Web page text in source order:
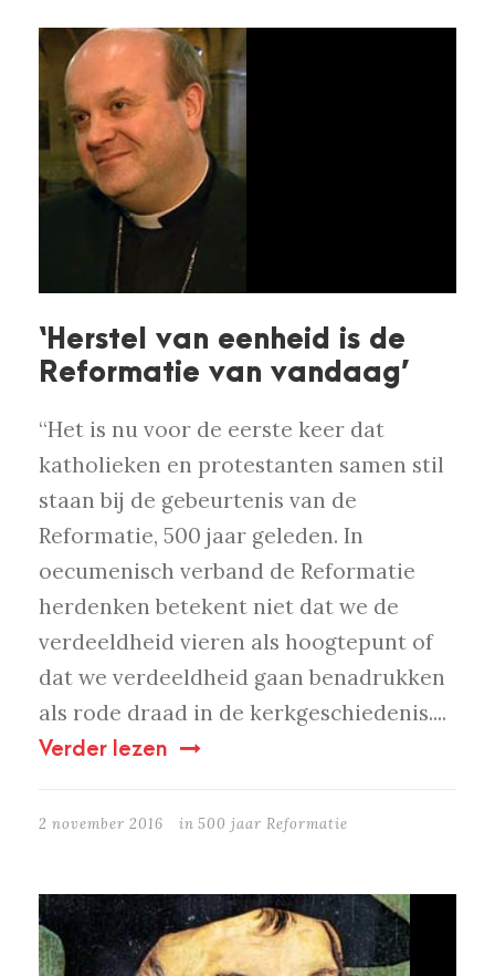
‘Herstel van eenheid is de
Reformatie van vandaag’
“Het is nu voor de eerste keer dat
katholieken en protestanten samen stil
staan bij de gebeurtenis van de
Reformatie, 500 jaar geleden. In
oecumenisch verband de Reformatie
herdenken betekent niet dat we de
verdeeldheid vieren als hoogtepunt of
dat we verdeeldheid gaan benadrukken
als rode draad in de kerkgeschiedenis....
Verder lezen
2 november 2016 in 500 jaar Reformatie